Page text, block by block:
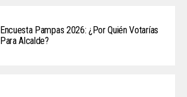
Encuesta Pampas 2026: ¿Por Quién Votarías
Para Alcalde?